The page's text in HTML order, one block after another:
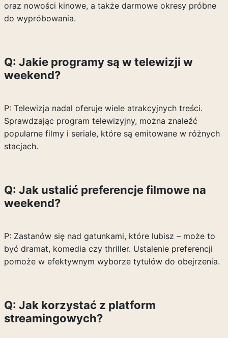
oraz nowości kinowe, a także darmowe okresy próbne
do wypróbowania.
Q: Jakie programy są w telewizji w
weekend?
P: Telewizja nadal oferuje wiele atrakcyjnych treści.
Sprawdzając program telewizyjny, można znaleźć
popularne filmy i seriale, które są emitowane w różnych
stacjach.
Q: Jak ustalić preferencje filmowe na
weekend?
P: Zastanów się nad gatunkami, które lubisz – może to
być dramat, komedia czy thriller. Ustalenie preferencji
pomoże w efektywnym wyborze tytułów do obejrzenia.
Q: Jak korzystać z platform
streamingowych?